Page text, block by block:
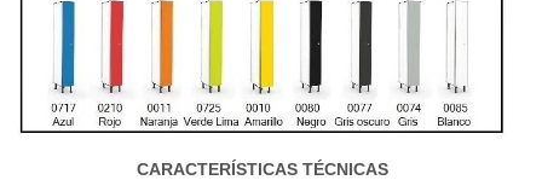
CARACTERÍSTICAS TÉCNICAS